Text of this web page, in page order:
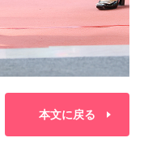
本文に戻る